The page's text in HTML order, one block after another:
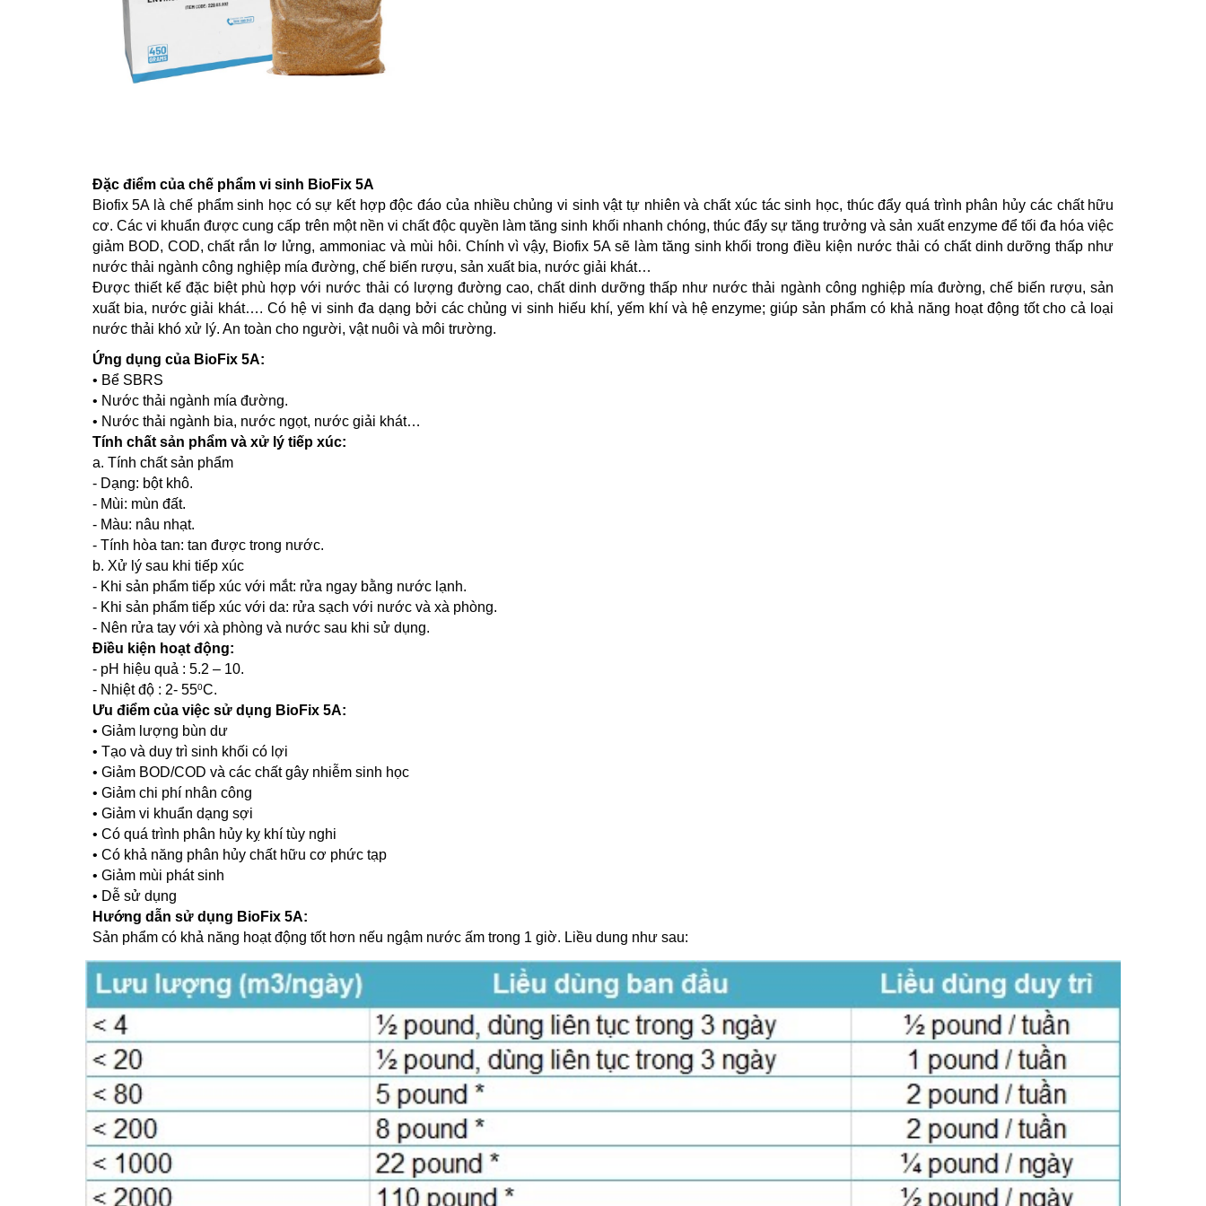
Đặc điểm của chế phẩm vi sinh BioFix 5A
Biofix 5Alà chế phẩm sinh học có sự kết hợp độc đáo của nhiều chủng vi sinh vật tự nhiên và chất xúc tác sinh học, thúc đẩy quá trình phân hủy các chất hữu
cơ. Các vi khuẩn được cung cấp trên một nền vi chất độc quyền làm tăng sinh khối nhanh chóng, thúc đẩy sự tăng trưởng và sản xuất enzyme để tối đa hóa việc
giảm BOD, COD, chất rắn lơ lửng, ammoniac và mùi hôi. Chính vì vậy, Biofix 5Asẽ làm tăng sinh khối trong điều kiện nước thải có chất dinh dưỡng thấp như
nước thải ngành công nghiệp mía đường, chế biến rượu, sản xuất bia, nước giải khát…
Được thiết kế đặc biệt phù hợp với nước thải có lượng đường cao, chất dinh dưỡng thấp như nước thải ngành công nghiệp mía đường, chế biến rượu, sản
xuất bia, nước giải khát…. Có hệ vi sinh đa dạng bởi các chủng vi sinh hiếu khí, yếm khí và hệ enzyme; giúp sản phẩm có khả năng hoạt động tốt cho cả loại
nước thải khó xử lý. An toàn cho người, vật nuôi và môi trường.
Ứng dụng của BioFix 5A:
• Bể SBRS
• Nước thải ngành mía đường.
• Nước thải ngành bia, nước ngọt, nước giải khát…
Tính chất sản phẩm và xử lý tiếp xúc:
a. Tính chất sản phẩm
-Dạng: bột khô.
- Mùi: mùn đất.
- Màu: nâu nhạt.
- Tính hòa tan: tan được trong nước.
b. Xử lý sau khi tiếp xúc
-Khi sản phẩm tiếp xúc với mắt: rửa ngay bằng nước lạnh.
- Khi sản phẩm tiếp xúc với da: rửa sạch với nước và xà phòng.
- Nên rửa tay với xà phòng và nước sau khi sử dụng.
Điều kiện hoạt động:
-pH hiệu quả : 5.2 – 10.
- Nhiệt độ : 2- 550C.
Ưu điểm của việc sử dụng BioFix 5A:
• Giảm lượng bùn dư
• Tạo và duy trì sinh khối có lợi
• Giảm BOD/COD và các chất gây nhiễm sinh học
• Giảm chi phí nhân công
• Giảm vi khuẩn dạng sợi
• Có quá trình phân hủy kỵ khí tùy nghi
• Có khả năng phân hủy chất hữu cơ phức tạp
• Giảm mùi phát sinh
• Dễ sử dụng
Hướng dẫn sử dụng BioFix 5A:
Sản phẩm có khả năng hoạt động tốt hơn nếu ngậm nước ấm trong 1 giờ. Liều dung như sau: